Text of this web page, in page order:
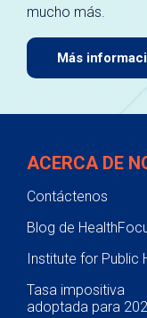
mucho más.
Más
ACERCA DE
Contáctenos
Blog de
Institute for Public
Tasa impositiva
adoptada para